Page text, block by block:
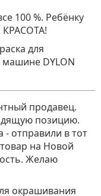
100 %. Ребёнку
КРАСОТА!
для
DYLON
продавец.
позицию.
- отправили в тот
на Новой
Желаю
окрашивания